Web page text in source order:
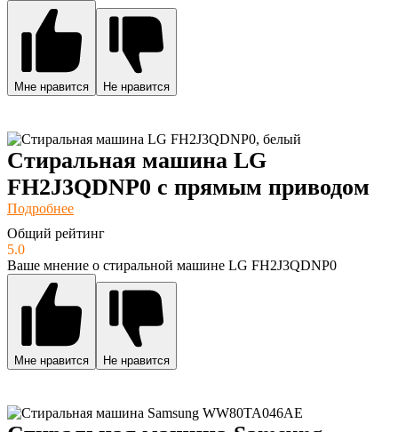
Мне нравится Не нравится
Стиральная машина LG
FH2J3QDNP0 с прямым приводом
Подробнее
Общий рейтинг
5.0
Ваше мнение о стиральной машине LG FH2J3QDNP0
Мне нравится Не нравится